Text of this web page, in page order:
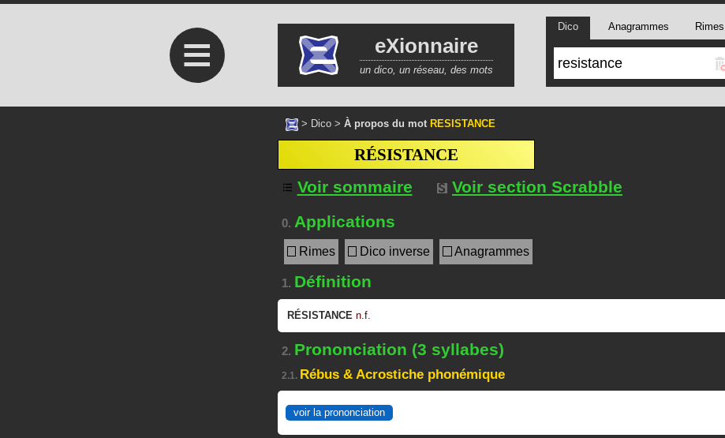
≡ eXionnaire
un dico, un réseau, des mots
Dico Anagrammes Rimes
> Dico > À propos du mot RESISTANCE
RÉSISTANCE
Voir sommaire
Voir section Scrabble
0. Applications
Rimes Dico inverse Anagrammes
1. Définition
RÉSISTANCE n.f.
2. Prononciation (3 syllabes)
2.1. Rébus & Acrostiche phonémique
voir la prononciation